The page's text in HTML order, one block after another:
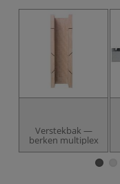
Verstekbak —
berken multiplex